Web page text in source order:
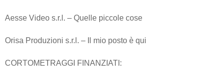
Aesse Video s.r.l. – Quelle piccole cose
Orisa Produzioni s.r.l. – Il mio posto è qui
CORTOMETRAGGI FINANZIATI: